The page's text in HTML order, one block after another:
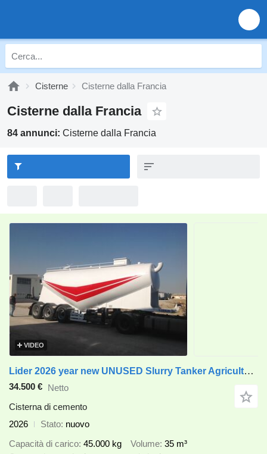
Cisterne Cisterne dalla Francia
Cisterne dalla Francia
84 annunci: Cisterne dalla Francia
VIDEO
Lider 2026 year new UNUSED Slurry Tanker Agriculture Field Tanker
34.500 € Netto
Cisterna di cemento
2026
Stato nuovo
Capacità di carico 45.000 kg Volume 35 m³